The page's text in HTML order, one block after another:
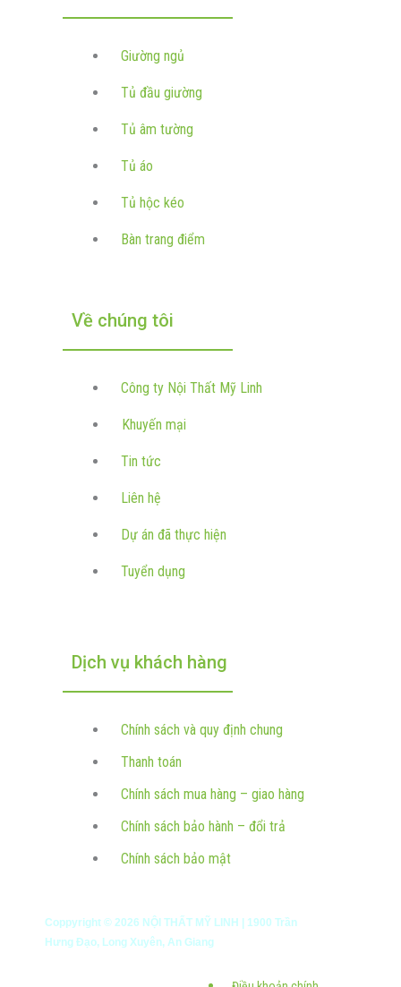
Giường ngủ
Tủ đầu giường
Tủ âm tường
Tủ áo
Tủ hộc kéo
Bàn trang điểm
Về chúng tôi
Công ty Nội Thất Mỹ Linh
Khuyến mại
Tin tức
Liên hệ
Dự án đã thực hiện
Tuyển dụng
Dịch vụ khách hàng
Chính sách và quy định chung
Thanh toán
Chính sách mua hàng – giao hàng
Chính sách bảo hành – đổi trả
Chính sách bảo mật
Coppyright © 2026 NỘI THẤT MỸ LINH | 1900 Trần
Hưng Đạo, Long Xuyên, An Giang